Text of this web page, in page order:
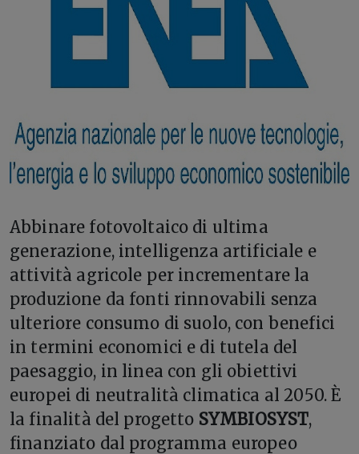
Abbinare fotovoltaico di ultima
generazione, intelligenza artificiale e
attività agricole per incrementare la
produzione da fonti rinnovabili senza
ulteriore consumo di suolo, con benefici
in termini economici e di tutela del
paesaggio, in linea con gli obiettivi
europei di neutralità climatica al 2050. È
la finalità del progetto SYMBIOSYST,
finanziato dal programma europeo